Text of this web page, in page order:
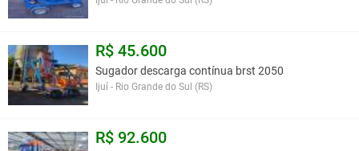
R$ 45.600
Sugador descarga contínua brst 2050
Ijuí - Rio Grande do Sul (RS)
R$ 92.600